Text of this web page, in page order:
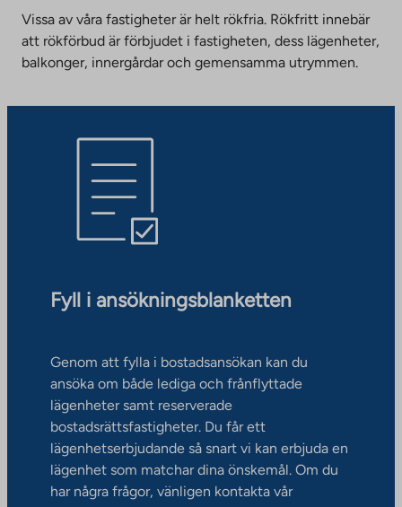
Vissa av våra fastigheter är helt rökfria. Rökfritt innebär
att rökförbud är förbjudet i fastigheten, dess lägenheter,
balkonger, innergårdar och gemensamma utrymmen.
Fyll i ansökningsblanketten
Genom att fylla i bostadsansökan kan du
ansöka om både lediga och frånflyttade
lägenheter samt reserverade
bostadsrättsfastigheter. Du får ett
lägenhetserbjudande så snart vi kan erbjuda en
lägenhet som matchar dina önskemål. Om du
har några frågor, vänligen kontakta vår